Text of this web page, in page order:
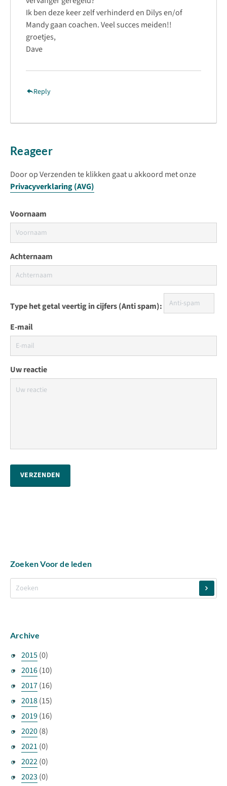
Ik ben deze keer zelf verhinderd en Dilys en/of
Mandy gaan coachen. Veel succes meiden!!
groetjes,
Dave
Reply
Reageer
Door op Verzenden te klikken gaat u akkoord met onze
Privacyverklaring (AVG)
Voornaam
Achternaam
Type het getal veertig in cijfers (Anti spam):
E-mail
Uw reactie
VERZENDEN
Zoeken Voor de leden
Archive
2015(0)
2016(10)
2017(16)
2018(15)
2019(16)
2020(8)
2021 (0)
2022(0)
2023(0)